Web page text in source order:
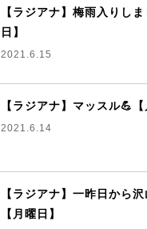
【ラジアナ】梅雨入りし
日】
2021.6.15
【ラジアナ】マッスル💪【
2021.6.14
【ラジアナ】一昨日から
【月曜日】